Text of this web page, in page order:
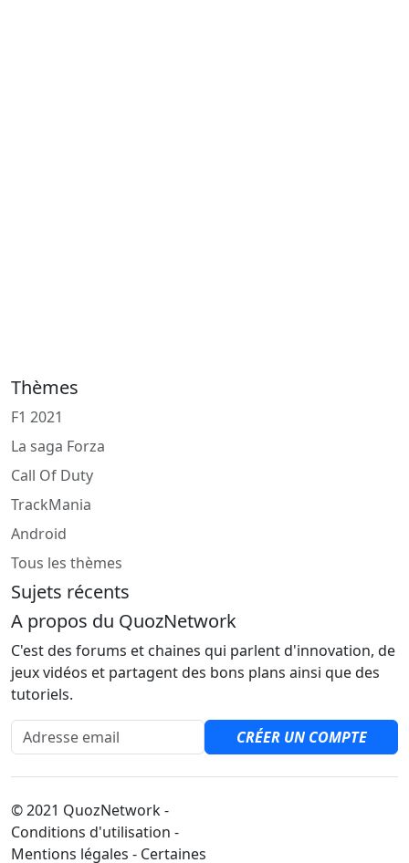
Thèmes
F1 2021
La saga Forza
Call Of Duty
TrackMania
Android
Tous les thèmes
Sujets récents
A propos du QuozNetwork
C'est des forums et chaines qui parlent d'innovation, de
jeux vidéos et partagent des bons plans ainsi que des
tutoriels.
Adresse email
CRÉER UN COMPTE
© 2021 QuozNetwork -
Conditions d'utilisation -
Mentions légales - Certaines